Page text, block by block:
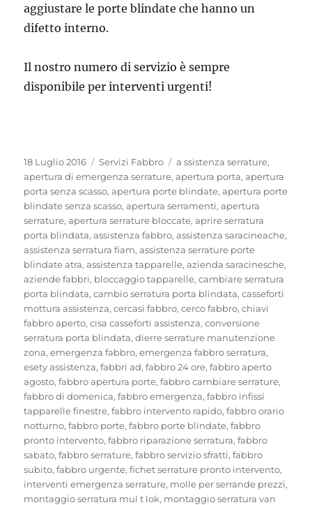
aggiustare le porte blindate che hanno un
difetto interno.
Il nostro numero di servizio è sempre
disponibile per interventi urgenti!
Pubblicato
il
18 Luglio 2016 Categorie
Servizi Fabbro Tag
a ssistenza serrature,
apertura di emergenza serrature,apertura porta,apertura
porta senza scasso,apertura porte blindate,apertura porte
blindate senza scasso,apertura serramenti,apertura
serrature,apertura serrature bloccate,aprire serratura
porta blindata,assistenza fabbro,assistenza saracineache,
assistenza serratura fiam,assistenza serrature porte
blindate atra,assistenza tapparelle,azienda saracinesche,
aziende fabbri, bloccaggio tapparelle,cambiare serratura
porta blindata,cambio serratura porta blindata,casseforti
mottura assistenza,cercasi fabbro,cerco fabbro,chiavi
fabbro aperto,cisa casseforti assistenza,conversione
serratura porta blindata,dierre serrature manutenzione
zona,emergenza fabbro,emergenza fabbro serratura,
esety assistenza,fabbri ad,fabbro 24 ore,fabbro aperto
agosto,fabbro apertura porte,fabbro cambiare serrature,
fabbro di domenica,fabbro emergenza,fabbro infissi
tapparelle finestre,fabbro intervento rapido,fabbro orario
notturno,fabbro porte,fabbro porte blindate,fabbro
pronto intervento,fabbro riparazione serratura,fabbro
sabato,fabbro serrature,fabbro servizio sfratti,fabbro
subito,fabbro urgente,fichet serrature pronto intervento,
interventi emergenza serrature, molle per serrande prezzi,
montaggio serratura mul t lok, montaggio serratura van